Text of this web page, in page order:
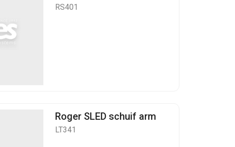
RS401
Roger SLED schuif arm
LT341